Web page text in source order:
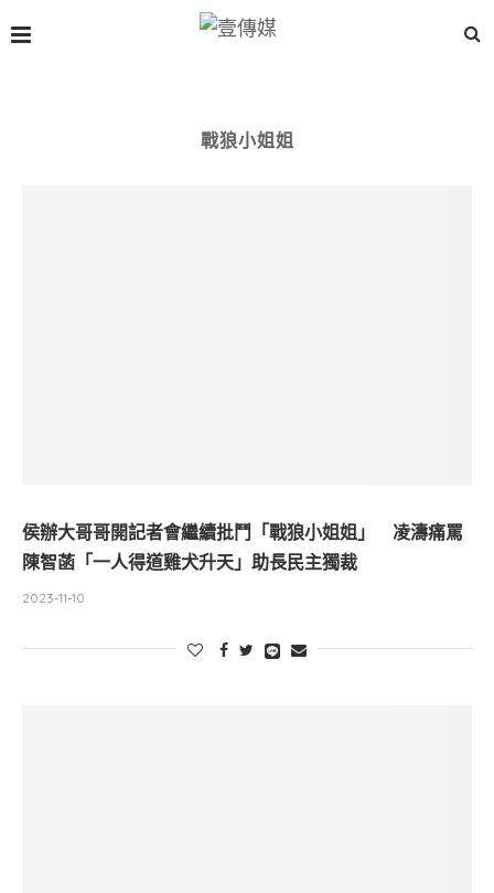
戰狼小姐姐
侯辦大哥哥開記者會繼續批鬥「戰狼小姐姐」 凌濤痛罵
陳智菡「一人得道雞犬升天」助長民主獨裁
2023-11-10